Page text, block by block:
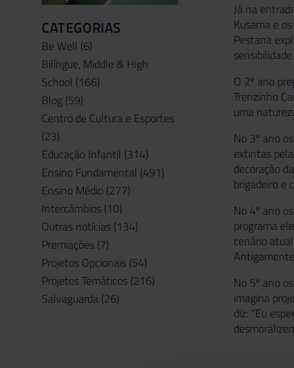
CATEGORIAS
Be Well (6)
Bilíngue, Middle & High
School (166)
Blog (59)
Centro de Cultura e Esportes
(23)
Educação Infantil (314)
Ensino Fundamental (491)
Ensino Médio (277)
Intercâmbios (10)
Outras notícias (134)
Premiações (7)
Projetos Opcionais (54)
Projetos Temáticos (216)
Salvaguarda (26)
Já na
Kusama e
Pestana
O 2º ano
Trenzinho
uma
No 3º ano
extintas
decoração
brigadeiro e
No 4º ano
programa
cenário
No 5º ano
imagina
diz: “Eu